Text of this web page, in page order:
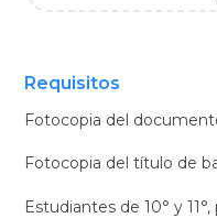
Requisitos
Fotocopia del
Fotocopia del título de
Estudiantes de 10° y